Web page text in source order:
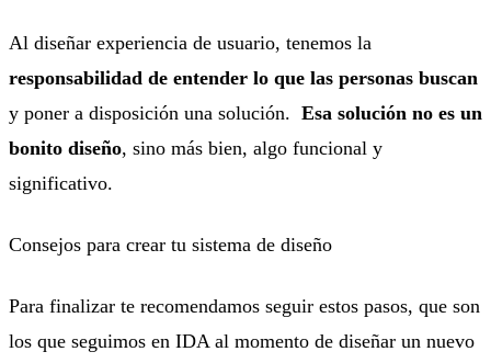
Al diseñar experiencia de usuario, tenemos la
responsabilidad de entender lo que las personas buscan
y poner a disposición una solución. Esa solución no es un
bonito diseño, sino más bien, algo funcional y
significativo.
Consejos para crear tu sistema de diseño
Para finalizar te recomendamos seguir estos pasos, que son
los que seguimos en IDA al momento de diseñar un nuevo